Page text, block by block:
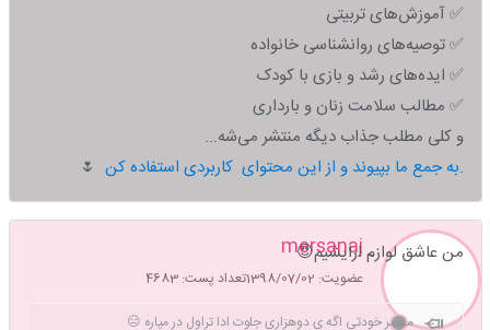
✅ آموزش‌های تربیتی
✅ توصیه‌های روانشناسی خانواده
✅ ایده‌های رشد و بازی با کودک
✅ مطالب سلامت زنان و بارداری
و کلی مطلب جذاب دیگه منتشر می‌شه...
به جمع ما بپیوند و از این محتوای کاربردی استفاده کن.
🌷
mersanaj
عضویت: 1398/07/02 تعداد پست: 4683
من عاشق لوازم ارایشیم😍
مقصر خودتی اگه ی دوهزاری جلوت ادا تراول در میاره 😑